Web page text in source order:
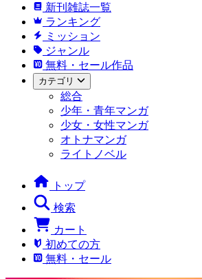
新刊雑誌一覧
ランキング
ミッション
ジャンル
無料・セール作品
カテゴリ
総合
少年・青年マンガ
少女・女性マンガ
オトナマンガ
ライトノベル
トップ
検索
カート
初めての方
無料・セール